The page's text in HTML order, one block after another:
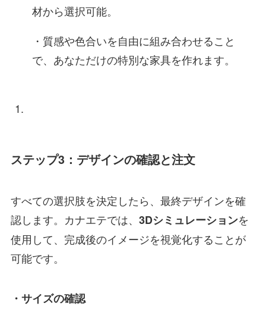
材から選択可能。
・質感や色合いを自由に組み合わせること
で、あなただけの特別な家具を作れます。
ステップ3：デザインの確認と注文
すべての選択肢を決定したら、最終デザインを確
認します。カナエテでは、 3Dシミュレーションを
使用して、完成後のイメージを視覚化することが
可能です。
・サイズの確認